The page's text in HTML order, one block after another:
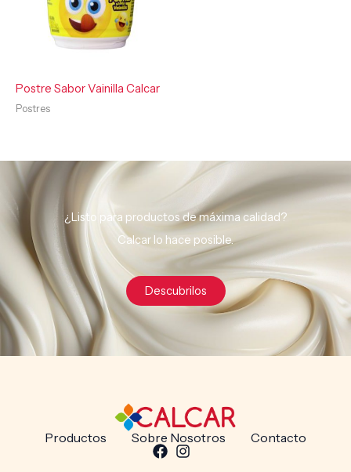
Postre Sabor Vainilla Calcar
Postres
¿Listo para productos de máxima calidad?
Calcar lo hace posible.
Descubrilos
Productos Sobre Nosotros Contacto